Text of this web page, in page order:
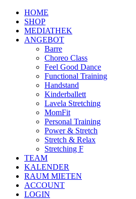
HOME
SHOP
MEDIATHEK
ANGEBOT
Barre
Choreo Class
Feel Good Dance
Functional Training
Handstand
Kinderballett
Lavela Stretching
MomFit
Personal Training
Power & Stretch
Stretch & Relax
Stretching F
TEAM
KALENDER
RAUM MIETEN
ACCOUNT
LOGIN